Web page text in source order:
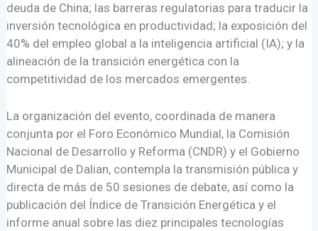
deuda de China; las barreras regulatorias para traducir la
inversión tecnológica en productividad; la exposición del
40% del empleo global a la inteligencia artificial (IA); y la
alineación de la transición energética con la
competitividad de los mercados emergentes.
La organización del evento, coordinada de manera
conjunta por el Foro Económico Mundial, la Comisión
Nacional de Desarrollo y Reforma (CNDR) y el Gobierno
Municipal de Dalian, contempla la transmisión pública y
directa de más de 50 sesiones de debate, así como la
publicación del Índice de Transición Energética y el
informe anual sobre las diez principales tecnologías